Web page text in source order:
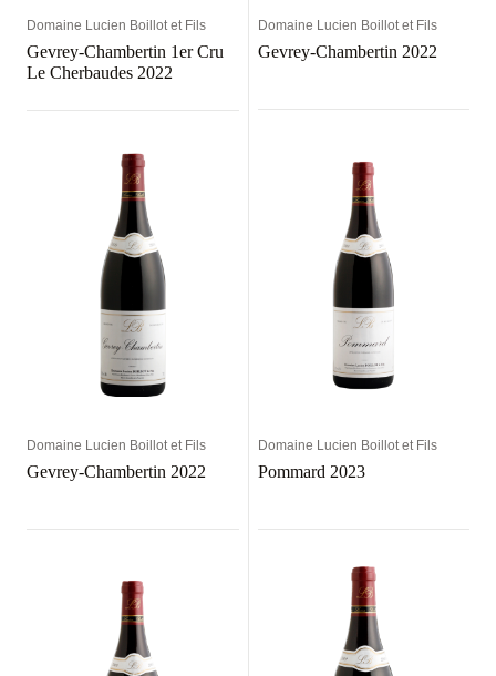
Domaine Lucien Boillot et Fils
Gevrey-Chambertin 1er Cru
Le Cherbaudes 2022
Domaine Lucien Boillot et Fils
Gevrey-Chambertin 2022
Domaine Lucien Boillot et Fils
Gevrey-Chambertin 2022
Domaine Lucien Boillot et Fils
Pommard 2023